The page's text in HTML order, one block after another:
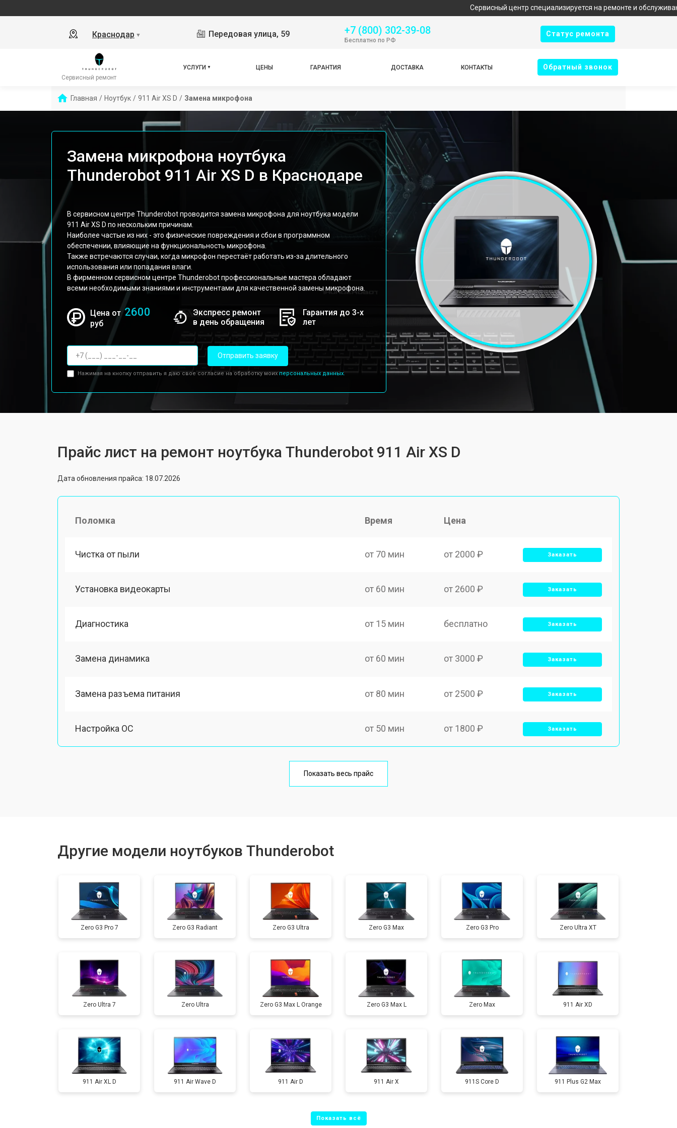
Сервисный центр специализируется на ремонте и обслуживании
Краснодар ▼ Передовая улица, 59 +7 (800) 302-39-08
Бесплатно по РФ
Cтатус ремонта
Сервисный ремонт
УСЛУГИ ЦЕНЫ ГАРАНТИЯ ДОСТАВКА КОНТАКТЫ Oбратный звонок
Главная / Ноутбук / 911 Air XS D / Замена микрофона
Замена микрофона ноутбука
Thunderobot 911 Air XS D в Краснодаре
В сервисном центре Thunderobot проводится замена микрофона для ноутбука модели
911 Air XS D по нескольким причинам.
Наиболее частые из них - это физические повреждения и сбои в программном
обеспечении, влияющие на функциональность микрофона.
Также встречаются случаи, когда микрофон перестаёт работать из-за длительного
использования или попадания влаги.
В фирменном сервисном центре Thunderobot профессиональные мастера обладают
всеми необходимыми знаниями и инструментами для качественной замены микрофона.
Цена от2600
руб
Экспресс ремонт
в день обращения
Гарантия до 3-х
лет
Отправить заявку
Нажимая на кнопку отправить я даю свое согласие на обработку моих персональных данных.
Прайс лист на ремонт ноутбука Thunderobot 911 Air XS D
Дата обновления прайса: 18.07.2026
Поломка Время Цена
Чистка от пыли от 70 мин от 2000 ₽ Заказать
Установка видеокарты от 60 мин от 2600 ₽ Заказать
Диагностика от 15 мин бесплатно Заказать
Замена динамика от 60 мин от 3000 ₽ Заказать
Замена разъема питания от 80 мин от 2500 ₽ Заказать
Настройка ОС от 50 мин от 1800 ₽ Заказать
от 100 мин
Ремонт мультиконтроллера от 80 мин от 2300 ₽ Заказать
Замена жесткого диска HDD/SSD от 60 мин от 3300 ₽ Заказать
Замена разъема HDMI от 110 мин от 3800 ₽ Заказать
Замена тачпада от 50 мин от 1500 ₽ Заказать
Замена клавиатуры от 90 мин от 2900 ₽ Заказать
Замена аккумулятора от 40 мин от 1200 ₽ Заказать
от 80 мин
Показать весь прайс
Другие модели ноутбуков Thunderobot
Zero G3 Pro 7 Zero G3 Radiant Zero G3 Ultra Zero G3 Max Zero G3 Pro Zero Ultra XT
Zero Ultra 7 Zero Ultra Zero G3 Max L Orange Zero G3 Max L Zero Max 911 Air XD
911 Air XL D 911 Air Wave D 911 Air D 911 Air X 911S Core D 911 Plus G2 Max